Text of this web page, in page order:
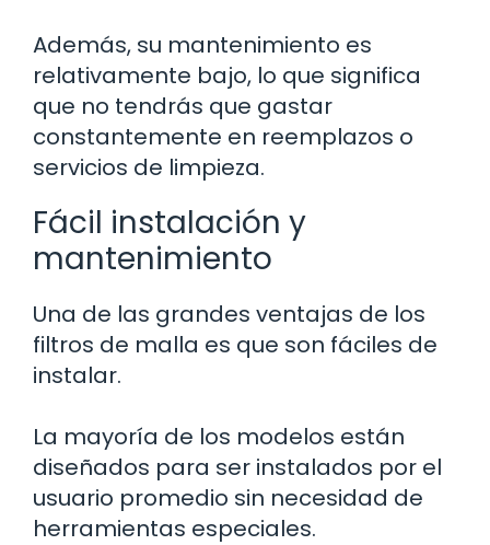
Además, su mantenimiento es
relativamente bajo, lo que significa
que no tendrás que gastar
constantemente en reemplazos o
servicios de limpieza.
Fácil instalación y
mantenimiento
Una de las grandes ventajas de los
filtros de malla es que son fáciles de
instalar.
La mayoría de los modelos están
diseñados para ser instalados por el
usuario promedio sin necesidad de
herramientas especiales.